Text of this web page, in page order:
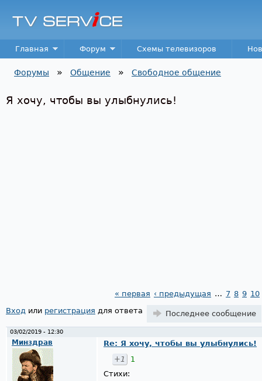
TV
Service
Main menu
Главная Форум Схемы телевизоров
Форумы » Общение » Свободное общение
Я хочу, чтобы вы улыбнулись!
Страницы
« первая ‹ предыдущая … 7 8 9 10
Вход или регистрация для ответа Последнее сообщение
03/02/2019 - 12:30
Минздрав
Re: Я хочу, чтобы вы улыбнулись!
+1
1
Стихи: